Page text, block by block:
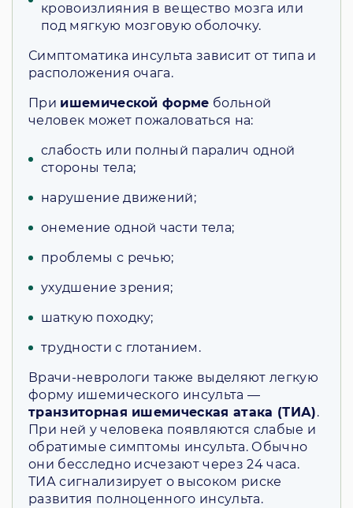
кровоизлияния в вещество мозга или
под мягкую мозговую оболочку.
Симптоматика инсульта зависит от типа и
расположения очага.
При ишемической форме больной
человек может пожаловаться на:
слабость или полный паралич одной
стороны тела;
нарушение движений;
онемение одной части тела;
проблемы с речью;
ухудшение зрения;
шаткую походку;
трудности с глотанием.
Врачи-неврологи также выделяют легкую
форму ишемического инсульта —
транзиторная ишемическая атака (ТИА).
При ней у человека появляются слабые и
обратимые симптомы инсульта. Обычно
они бесследно исчезают через 24 часа.
ТИА сигнализирует о высоком риске
развития полноценного инсульта.